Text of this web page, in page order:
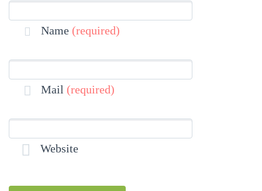
Name (required)
Mail (required)
Website